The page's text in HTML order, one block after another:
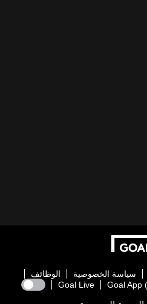
سياسة الخصوصية
الوظائف
Goal App
Goal Live